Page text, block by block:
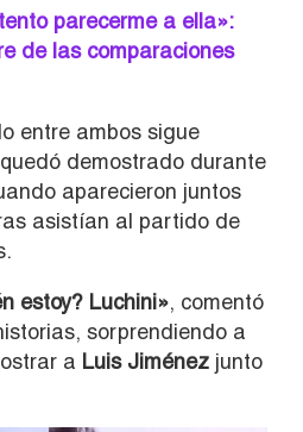
parecerme a ella»:
de las comparaciones
entre ambos sigue
demostrado durante
aparecieron juntos
asistían al partido de
estoy? Luchini», comentó
sorprendiendo a
a Luis Jiménez junto